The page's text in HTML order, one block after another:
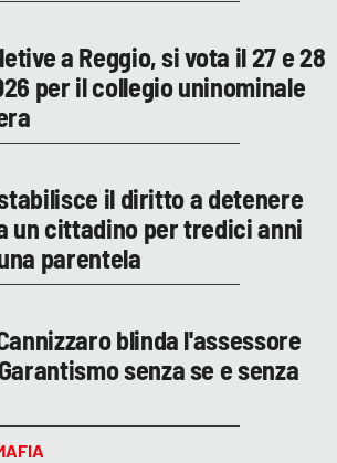
a Reggio, si vota il 27 e 28
per il collegio uninominale
il diritto a detenere
un cittadino per tredici anni
parentela
blinda l'assessore
senza se e senza